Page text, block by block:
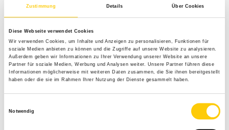
Zustimmung Details Über Cookies
Diese Webseite verwendet Cookies
Wir verwenden Cookies, um Inhalte und Anzeigen zu personalisieren, Funktionen für
soziale Medien anbieten zu können und die Zugriffe auf unsere Website zu analysieren.
Außerdem geben wir Informationen zu Ihrer Verwendung unserer Website an unsere
Partner für soziale Medien, Werbung und Analysen weiter. Unsere Partner führen diese
Informationen möglicherweise mit weiteren Daten zusammen, die Sie ihnen bereitgestellt
haben oder die sie im Rahmen Ihrer Nutzung der Dienste gesammelt haben.
Notwendig
und transparente Stoffe)
Kissen und Vorhänge im gleichen Stoff-Design erhältlich
Sicherheit für Ihre Kinder
Produktdetails
max. Höhe: 3000 mm